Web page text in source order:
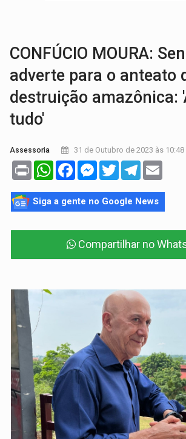
CONFÚCIO MOURA:
adverte para o anteato
destruição amazônica:
tudo'
Assessoria 31 de Outubro de 2023 às 10:48
Print WhatsAppFacebookMessenger
TwitterTelegram
Siga a gente no Google News
Compartilhar no